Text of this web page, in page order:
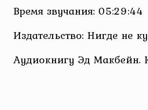
Время звучания: 05:29:44
Издательство: Нигде не
Аудиокнигу Эд Макбейн.